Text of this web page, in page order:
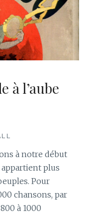
à l’aube
à notre début
appartient plus
Pour
chansons, par
à 1000